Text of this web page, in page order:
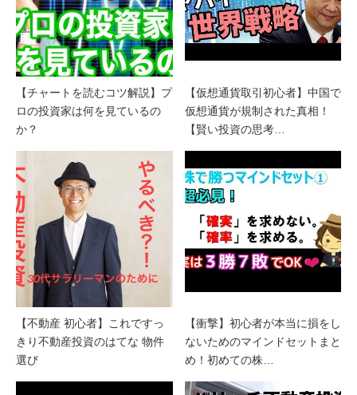
【チャートを読むコツ解説】プ
ロの投資家は何を見ているの
か？
【仮想通貨取引初心者】中国で
仮想通貨が規制された真相！
【賢い投資の思考…
【不動産 初心者】これですっ
きり不動産投資のはてな 物件
選び
【衝撃】初心者が本当に損をし
ないためのマインドセットまと
め！初めての株…